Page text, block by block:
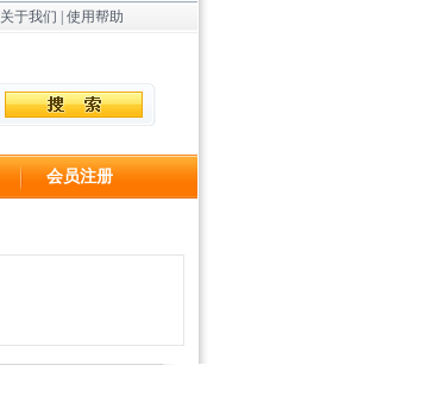
关于我们 使用帮助
会员注册